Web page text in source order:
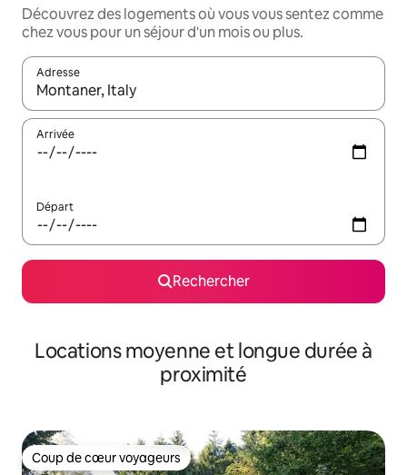
Découvrez des logements où vous vous sentez comme
chez vous pour un séjour d'un mois ou plus.
Adresse
Lorsque les résultats s'affichent, utilisez les flèches vers le
Arrivée
Départ
Rechercher
Locations moyenne et longue durée à
proximité
Coup de cœur voyageurs
Coup de cœur voyageurs